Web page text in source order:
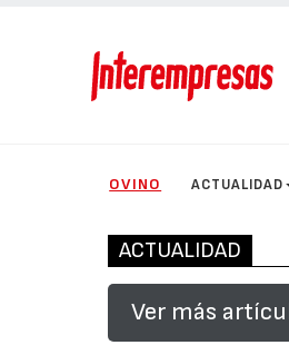
OVINO ACTUALIDAD
ACTUALIDAD
Ver más